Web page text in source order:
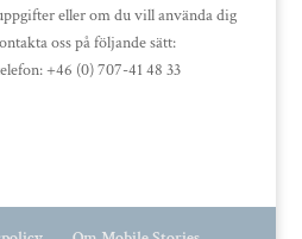
eller om du vill använda dig
oss på följande sätt:
+46 (0) 707-41 48 33